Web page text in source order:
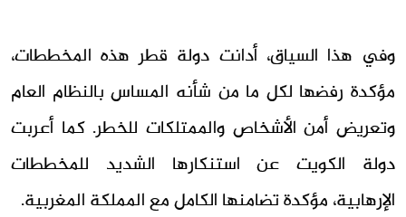
وفي هذا السياق، أدانت دولة قطر هذه المخططات،
مؤكدة رفضها لكل ما من شأنه المساس بالنظام العام
وتعريض أمن الأشخاص والممتلكات للخطر. كما أعربت
دولة الكويت عن استنكارها الشديد للمخططات
الإرهابية، مؤكدة تضامنها الكامل مع المملكة المغربية.